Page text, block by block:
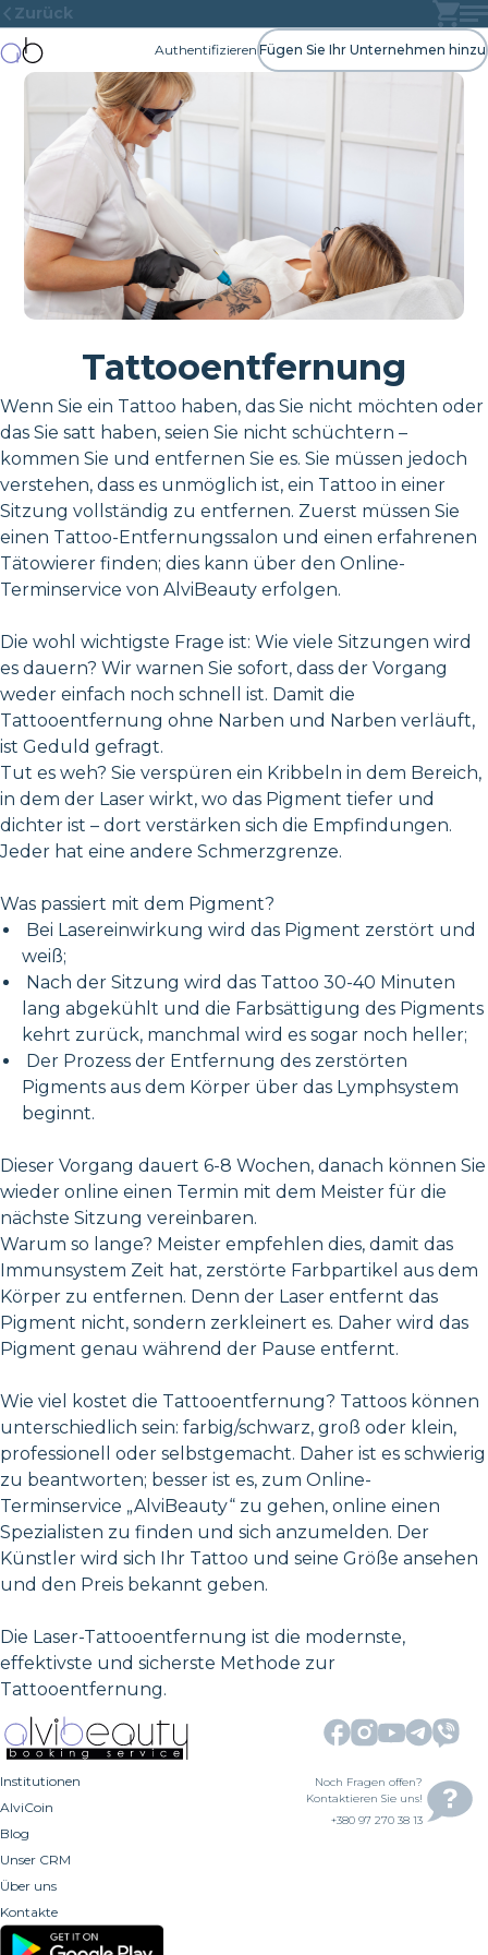
Zurück
Authentifizieren Fügen Sie Ihr Unternehmen hinzu
Tattooentfernung
Wenn Sie ein Tattoo haben, das Sie nicht möchten oder
das Sie satt haben, seien Sie nicht schüchtern –
kommen Sie und entfernen Sie es. Sie müssen jedoch
verstehen, dass es unmöglich ist, ein Tattoo in einer
Sitzung vollständig zu entfernen. Zuerst müssen Sie
einen Tattoo-Entfernungssalon und einen erfahrenen
Tätowierer finden; dies kann über den Online-
Terminservice von AlviBeauty erfolgen.
Die wohl wichtigste Frage ist: Wie viele Sitzungen wird
es dauern? Wir warnen Sie sofort, dass der Vorgang
weder einfach noch schnell ist. Damit die
Tattooentfernung ohne Narben und Narben verläuft,
ist Geduld gefragt.
Tut es weh? Sie verspüren ein Kribbeln in dem Bereich,
in dem der Laser wirkt, wo das Pigment tiefer und
dichter ist – dort verstärken sich die Empfindungen.
Jeder hat eine andere Schmerzgrenze.
Was passiert mit dem Pigment?
Bei Lasereinwirkung wird das Pigment zerstört und
weiß;
Nach der Sitzung wird das Tattoo 30-40 Minuten
lang abgekühlt und die Farbsättigung des Pigments
kehrt zurück, manchmal wird es sogar noch heller;
Der Prozess der Entfernung des zerstörten
Pigments aus dem Körper über das Lymphsystem
beginnt.
Dieser Vorgang dauert 6-8 Wochen, danach können Sie
wieder online einen Termin mit dem Meister für die
nächste Sitzung vereinbaren.
Warum so lange? Meister empfehlen dies, damit das
Immunsystem Zeit hat, zerstörte Farbpartikel aus dem
Körper zu entfernen. Denn der Laser entfernt das
Pigment nicht, sondern zerkleinert es. Daher wird das
Pigment genau während der Pause entfernt.
Wie viel kostet die Tattooentfernung? Tattoos können
unterschiedlich sein: farbig/schwarz, groß oder klein,
professionell oder selbstgemacht. Daher ist es schwierig
zu beantworten; besser ist es, zum Online-
Terminservice „AlviBeauty“ zu gehen, online einen
Spezialisten zu finden und sich anzumelden. Der
Künstler wird sich Ihr Tattoo und seine Größe ansehen
und den Preis bekannt geben.
Die Laser-Tattooentfernung ist die modernste,
effektivste und sicherste Methode zur
Tattooentfernung.
Institutionen
AlviCoin
Blog
Unser CRM
Über uns
Kontakte
Noch Fragen offen?
Kontaktieren Sie uns!
+380 97 270 38 13